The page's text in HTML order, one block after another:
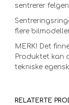
sentrerer
flere
MERK! Det
Produktet kan
tekniske
RELATERTE